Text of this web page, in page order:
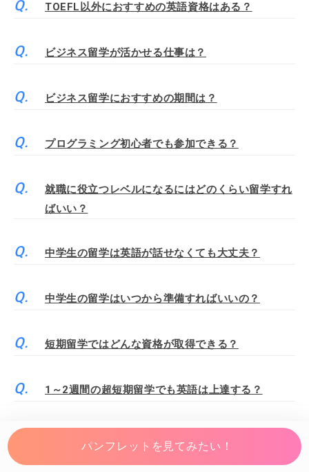
TOEFL以外におすすめの英語資格はある？
ビジネス留学が活かせる仕事は？
ビジネス留学におすすめの期間は？
プログラミング初心者でも参加できる？
就職に役立つレベルになるにはどのくらい留学すれ
ばいい？
中学生の留学は英語が話せなくても大丈夫？
中学生の留学はいつから準備すればいいの？
短期留学ではどんな資格が取得できる？
1～2週間の超短期留学でも英語は上達する？
パンフレットを見てみたい！